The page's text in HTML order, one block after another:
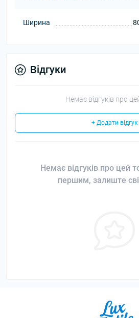
Ширина
Відгуки
Немає відгуків про
+ Додати відгук
Немає відгуків про цей
першим, залиште